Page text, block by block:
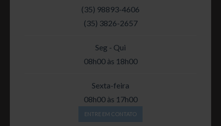
(35) 98893-4606
(35) 3826-2657
Seg - Qui
08h00 às 18h00
Sexta-feira
08h00 às 17h00
ENTRE EM CONTATO